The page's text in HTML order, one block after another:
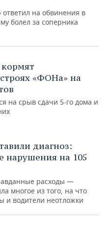
на обвинения в
болел за соперника
кормят
«ФОНа» на
на срыв сдачи 5-го дома и
диагноз:
на 105
расходы —
многое из того, на что
и водители неотложки